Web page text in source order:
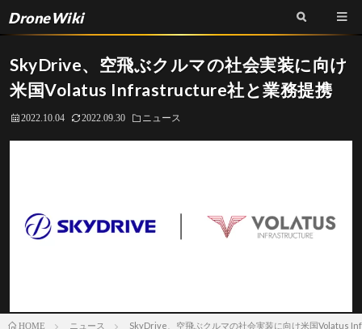
DroneWiki
SkyDrive、空飛ぶクルマの社会実装に向け
米国Volatus Infrastructure社と業務提携
2022.10.04 2022.09.30 ニュース
HOME ニュース SkyDrive、空飛ぶクルマの社会実装に向け米国Volatus